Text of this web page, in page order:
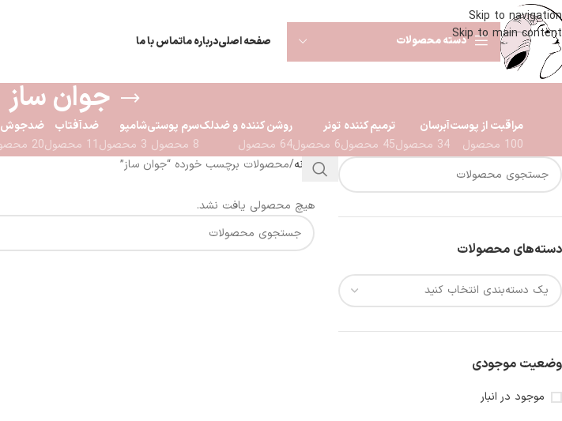
Skip to navigation
Skip to main contentدسته محصولات صفحه اصلیدرباره ماتماس با ما
جوان ساز
مراقبت از پوست
100 محصول
آبرسان
34 محصول
ترمیم کننده
45 محصول
تونر
6 محصول
روشن کننده و ضدلک
64 محصول
سرم پوستی
8 محصول
شامپو
3 محصول
ضدآفتاب
11 محصول
ضدجوش
20 محصول
دسته‌های محصولات
وضعیت موجودی
موجود در انبار
خانه محصولات برچسب خورده “جوان ساز”
هیچ محصولی یافت نشد.
ضمانت اصالت ليتل شل ارسال ٢ الي ٧ روز كاري ب كل ايران